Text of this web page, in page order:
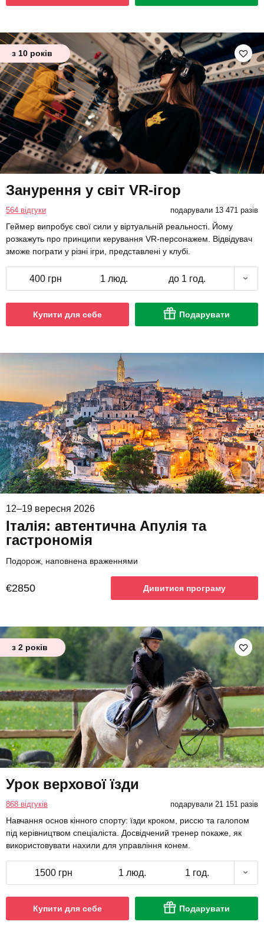
з 10 років
Занурення у світ VR-ігор
564 відгуки подарували 13 471 разів
Геймер випробує свої сили у віртуальній реальності. Йому
розкажуть про принципи керування VR-персонажем. Відвідувач
зможе пограти у різні ігри, представлені у клубі.
400 грн 1 люд. до 1 год.
Купити для себе Подарувати
12–19 вересня 2026
Італія: автентична Апулія та
гастрономія
Подорож, наповнена враженнями
€2850 Дивитися програму
з 2 років
Урок верхової їзди
868 відгуків подарували 21 151 разів
Навчання основ кінного спорту: їзди кроком, риссю та галопом
під керівництвом спеціаліста. Досвідчений тренер покаже, як
використовувати нахили для управління конем.
1500 грн 1 люд. 1 год.
Купити для себе Подарувати